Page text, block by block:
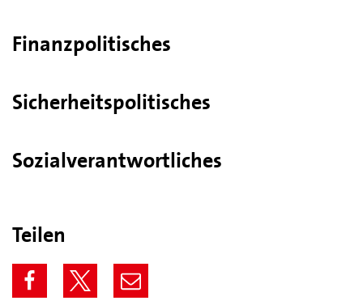
Finanzpolitisches
Sicherheitspolitisches
Sozialverantwortliches
Teilen